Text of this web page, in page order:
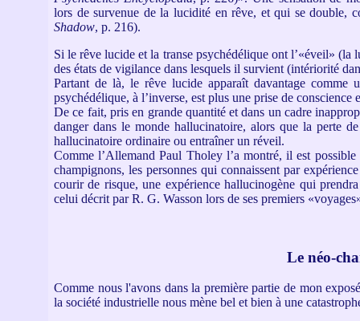
lors de survenue de la lucidité en rêve, et qui se double,
Shadow, p. 216).
Si le rêve lucide et la transe psychédélique ont l’«éveil»
des états de vigilance dans lesquels il survient (intériorité
Partant de là, le rêve lucide apparaît davantage comme
psychédélique, à l’inverse, est plus une prise de conscience
De ce fait, pris en grande quantité et dans un cadre
danger dans le monde hallucinatoire, alors que la perte
hallucinatoire ordinaire ou entraîner un réveil.
Comme l’Allemand Paul Tholey l’a montré, il est
champignons, les personnes qui connaissent par
courir de risque, une expérience hallucinogène qui
celui décrit par R. G. Wasson lors de ses premiers
Le néo-
Comme nous l'avons dans la première partie de mon
la société industrielle nous mène bel et bien à une